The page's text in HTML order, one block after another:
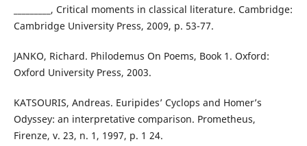
_________, Critical moments in classical literature. Cambridge:
Cambridge University Press, 2009, p. 53-77.
JANKO, Richard. Philodemus On Poems, Book 1. Oxford:
Oxford University Press, 2003.
KATSOURIS, Andreas. Euripides’ Cyclops and Homer’s
Odyssey: an interpretative comparison. Prometheus,
Firenze, v. 23, n. 1, 1997, p. 1 24.